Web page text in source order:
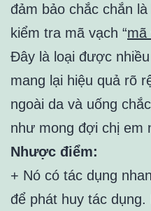
đảm bảo chắc chắn
kiểm tra mã vạch “mã
Đây là loại được
mang lại hiệu quả rõ
ngoài da và uống
như mong đợi chị em
Nhược điểm:
+ Nó có tác dụng
để phát huy tác